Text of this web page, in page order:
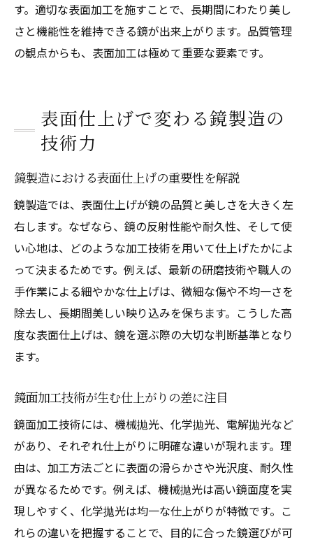
DIYかプロ加工か迷ったときの判断基準
鏡製造で失敗しない方法の選び方
表面加工の違いを見抜く選定ポイント
す。適切な表面加工を施すことで、長期間にわたり美し
さと機能性を維持できる鏡が出来上がります。品質管理
の観点からも、表面加工は極めて重要な要素です。
表面仕上げで変わる鏡製造の
技術力
鏡製造における表面仕上げの重要性を解説
鏡製造では、表面仕上げが鏡の品質と美しさを大きく左
右します。なぜなら、鏡の反射性能や耐久性、そして使
い心地は、どのような加工技術を用いて仕上げたかによ
って決まるためです。例えば、最新の研磨技術や職人の
手作業による細やかな仕上げは、微細な傷や不均一さを
除去し、長期間美しい映り込みを保ちます。こうした高
度な表面仕上げは、鏡を選ぶ際の大切な判断基準となり
ます。
鏡面加工技術が生む仕上がりの差に注目
鏡面加工技術には、機械拋光、化学拋光、電解拋光など
があり、それぞれ仕上がりに明確な違いが現れます。理
由は、加工方法ごとに表面の滑らかさや光沢度、耐久性
が異なるためです。例えば、機械拋光は高い鏡面度を実
現しやすく、化学拋光は均一な仕上がりが特徴です。こ
れらの違いを把握することで、目的に合った鏡選びが可